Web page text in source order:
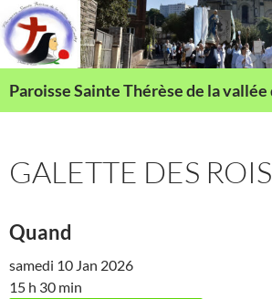
Aller
au
contenu
GALETTE DES ROIS
Quand
samedi 10 Jan 2026
15 h 30 min